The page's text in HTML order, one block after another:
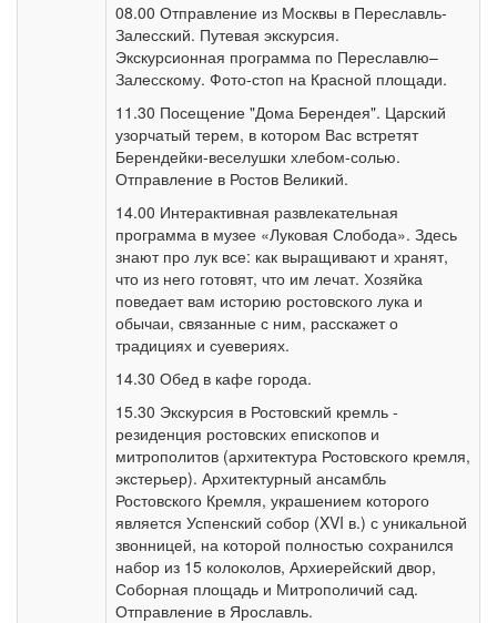
08.00 Отправление из Москвы в Переславль-
Залесский. Путевая экскурсия.
Экскурсионная программа по Переславлю–
Залесскому. Фото-стоп на Красной площади.
11.30 Посещение "Дома Берендея". Царский
узорчатый терем, в котором Вас встретят
Берендейки-веселушки хлебом-солью.
Отправление в Ростов Великий.
14.00 Интерактивная развлекательная
программа в музее «Луковая Слобода». Здесь
знают про лук все: как выращивают и хранят,
что из него готовят, что им лечат. Хозяйка
поведает вам историю ростовского лука и
обычаи, связанные с ним, расскажет о
традициях и суевериях.
14.30 Обед в кафе города.
15.30 Экскурсия в Ростовский кремль -
резиденция ростовских епископов и
митрополитов (архитектура Ростовского кремля,
экстерьер). Архитектурный ансамбль
Ростовского Кремля, украшением которого
является Успенский собор (XVI в.) с уникальной
звонницей, на которой полностью сохранился
набор из 15 колоколов, Архиерейский двор,
Соборная площадь и Митрополичий сад.
Отправление в Ярославль.